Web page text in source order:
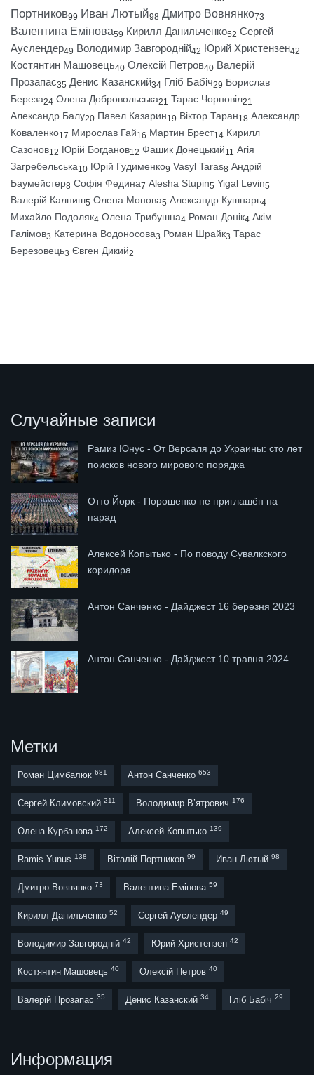
Портников99 Иван Лютый98 Дмитро Вовнянко73
Валентина Емінова59 Кирилл Данильченко52 Сергей
Ауслендер49 Володимир Завгородній42 Юрий Христензен42
Костянтин Машовець40 Олексій Петров40 Валерій
Прозапас35 Денис Казанский34 Гліб Бабіч29 Борислав
Береза24 Олена Добровольська21 Тарас Чорновіл21
Александр Балу20 Павел Казарин19 Віктор Таран18 Александр
Коваленко17 Мирослав Гай16 Мартин Брест14 Кирилл
Сазонов12 Юрій Богданов12 Фашик Донецький11 Агія
Загребельська10 Юрій Гудименко9 Vasyl Taras8 Андрій
Баумейстер8 Софія Федина7 Alesha Stupin5 Yigal Levin5
Валерій Калниш5 Олена Монова5 Александр Кушнарь4
Михайло Подоляк4 Олена Трибушна4 Роман Донік4 Акім
Галімов3 Катерина Водоносова3 Роман Шрайк3 Тарас
Березовець3 Євген Дикий2
Случайные записи
Рамиз Юнус - От Версаля до Украины: сто лет
поисков нового мирового порядка
Отто Йорк - Порошенко не приглашён на
парад
Алексей Копытько - По поводу Сувалкского
коридора
Антон Санченко - Дайджест 16 березня 2023
Антон Санченко - Дайджест 10 травня 2024
Метки
Роман Цимбалюк 681 Антон Санченко 653
Сергей Климовский 211 Володимир В’ятрович 176
Олена Курбанова 172 Алексей Копытько 139
Ramis Yunus 138 Віталій Портников 99 Иван Лютый 98
Дмитро Вовнянко 73 Валентина Емінова 59
Кирилл Данильченко 52 Сергей Ауслендер 49
Володимир Завгородній 42 Юрий Христензен 42
Костянтин Машовець 40 Олексій Петров 40
Валерій Прозапас 35 Денис Казанский 34 Гліб Бабіч 29
Информация